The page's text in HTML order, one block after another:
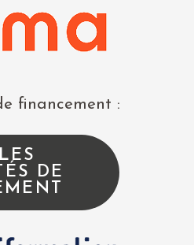
financement :
DE